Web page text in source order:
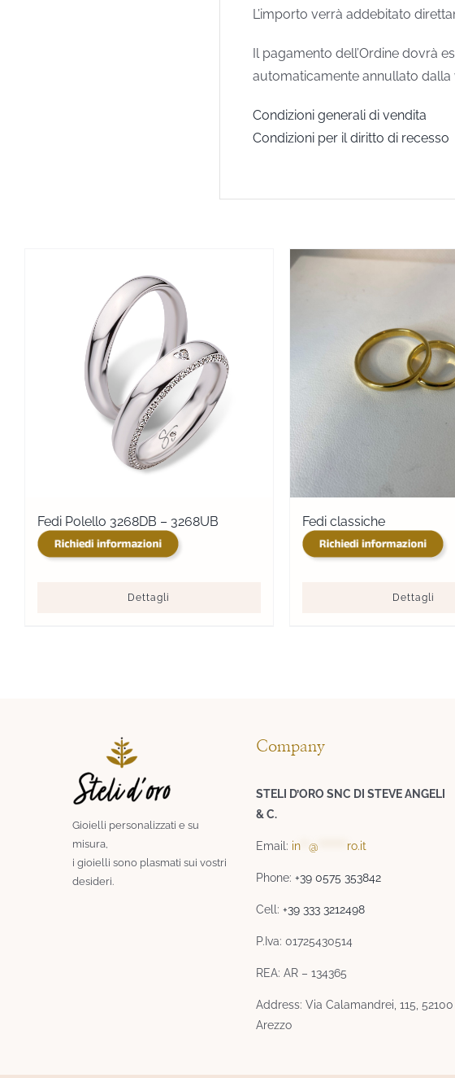
L’importo verrà addebitato
Il pagamento dell’Ordine dovrà
automaticamente annullato dalla
Condizioni generali di vendita
Condizioni per il diritto di recesso
Fedi Polello 3268DB – 3268UB
Dettagli
Fedi classiche
Dettagli
Gioielli personalizzati e su
misura,
i gioielli sono plasmati sui vostri
desideri.​
Company
STELI D’ORO SNC DI STEVE ANGELI
& C.
Email: in **@ ro.it
Phone:+39 0575 353842
Cell:+39 333 3212498
P.Iva: 01725430514
REA: AR – 134365
Address: Via Calamandrei, 115, 52100
Arezzo